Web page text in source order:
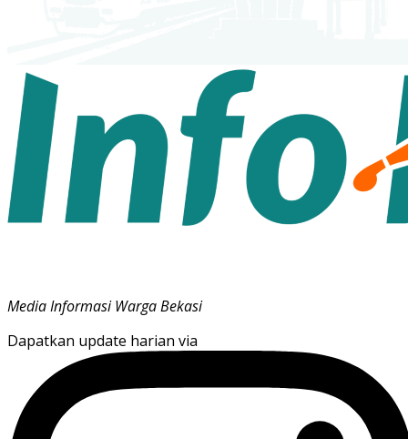
Media Informasi Warga Bekasi
Dapatkan update harian via